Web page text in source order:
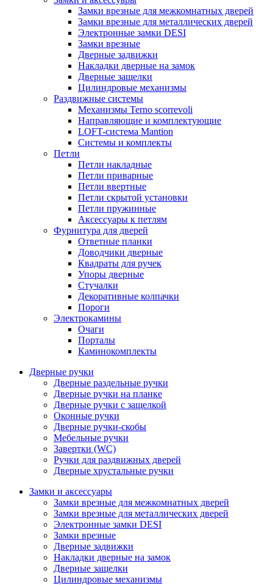
Замки врезные для межкомнатных дверей
Замки врезные для металлических дверей
Электронные замки DESI
Замки врезные
Дверные задвижки
Накладки дверные на замок
Дверные защелки
Цилиндровые механизмы
Раздвижные системы
Механизмы Terno scorrevoli
Направляющие и комплектующие
LOFT-cистема Mantion
Системы и комплекты
Петли
Петли накладные
Петли приварные
Петли ввертные
Петли скрытой установки
Петли пружинные
Аксессуары к петлям
Фурнитура для дверей
Ответные планки
Доводчики дверные
Квадраты для ручек
Упоры дверные
Стучалки
Декоративные колпачки
Пороги
Электрокамины
Очаги
Порталы
Каминокомплекты
Дверные ручки
Дверные раздельные ручки
Дверные ручки на планке
Дверные ручки с защелкой
Оконные ручки
Дверные ручки-скобы
Мебельные ручки
Завертки (WC)
Ручки для раздвижных дверей
Дверные хрустальные ручки
Замки и аксессуары
Замки врезные для межкомнатных дверей
Замки врезные для металлических дверей
Электронные замки DESI
Замки врезные
Дверные задвижки
Накладки дверные на замок
Дверные защелки
Цилиндровые механизмы